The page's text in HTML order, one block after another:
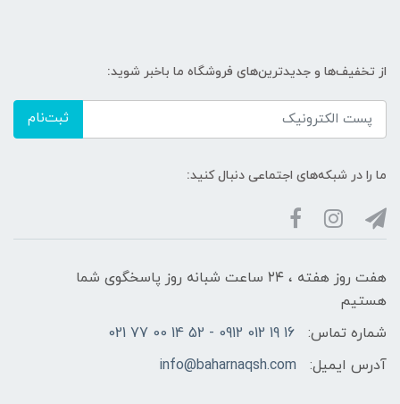
از تخفیف‌ها و جدیدترین‌های فروشگاه ما باخبر شوید:
ثبت‌نام
ما را در شبکه‌های اجتماعی دنبال کنید:
هفت روز هفته ، ۲۴ ساعت شبانه‌ روز پاسخگوی شما
هستیم
شماره تماس:
16 19 012 0912 - 52 14 00 77 021
آدرس ایمیل:
info@baharnaqsh.com